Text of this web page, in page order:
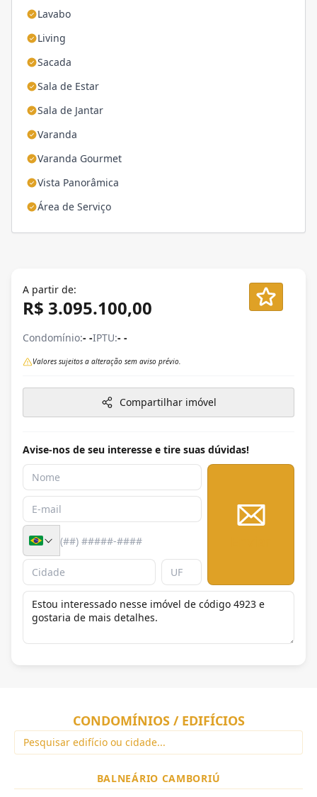
Lavabo
Living
Sacada
Sala de Estar
Sala de Jantar
Varanda
Varanda Gourmet
Vista Panorâmica
Área de Serviço
A partir de:
R$ 3.095.100,00
Condomínio:- -IPTU:- -
Valores sujeitos a alteração sem aviso prévio.
Compartilhar imóvel
Avise-nos de seu interesse e tire suas dúvidas!
CONDOMÍNIOS / EDIFÍCIOS
BALNEÁRIO CAMBORIÚ